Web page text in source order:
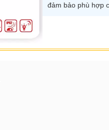
đảm bảo phù hợp